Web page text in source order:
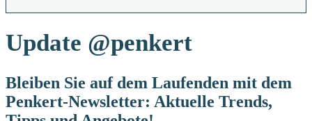
Update @penkert
Bleiben Sie auf dem Laufenden mit dem
Penkert-Newsletter: Aktuelle Trends,